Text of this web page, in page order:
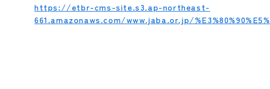
https://etbr-cms-site.s3.ap-northeast-
661.amazonaws.com/www.jaba.or.jp/